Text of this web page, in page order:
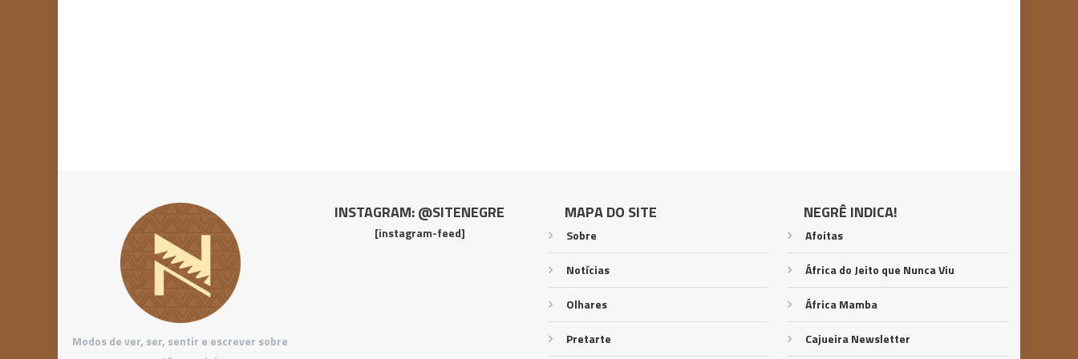
Modos de ver, ser, sentir e escrever sobre
INSTAGRAM: @SITENEGRE
[instagram-feed]
MAPA DO SITE
Sobre
Notícias
Olhares
Pretarte
NEGRÊ INDICA!
Afoitas
África do Jeito que Nunca Viu
África Mamba
Cajueira Newsletter